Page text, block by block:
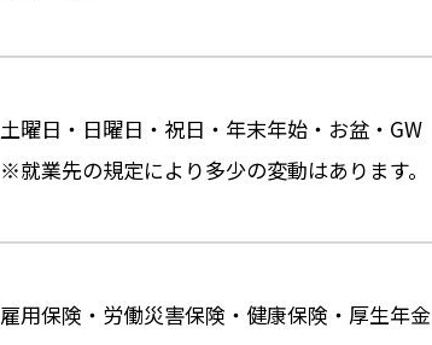
土曜日・日曜日・祝日・年末年始・お盆・GW
※就業先の規定により多少の変動はあります。
雇用保険・労働災害保険・健康保険・厚生年金